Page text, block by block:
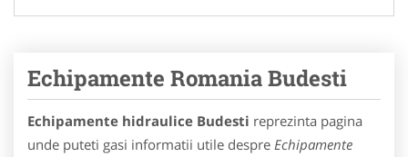
Echipamente Romania Budesti
Echipamente hidraulice Budesti reprezinta pagina
unde puteti gasi informatii utile despre Echipamente